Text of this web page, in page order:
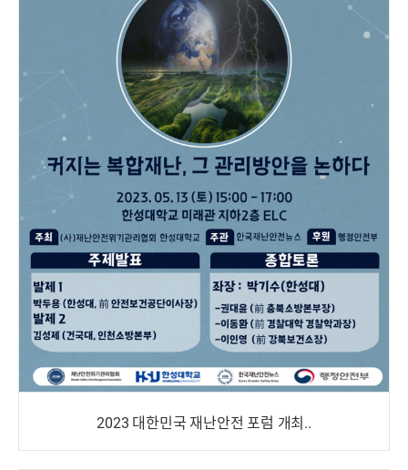
2023 대한민국 재난안전 포럼 개최..